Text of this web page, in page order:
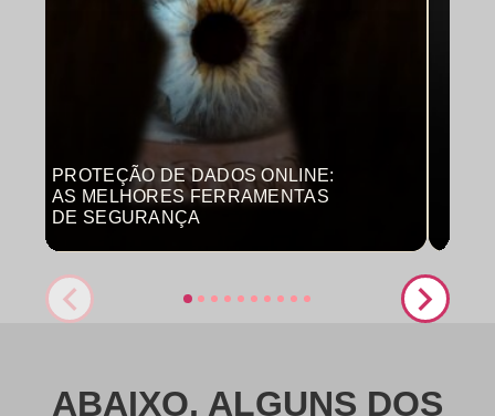
PROTEÇÃO DE DADOS ONLINE:
AS MELHORES FERRAMENTAS
DE SEGURANÇA
ABAIXO, ALGUNS DOS